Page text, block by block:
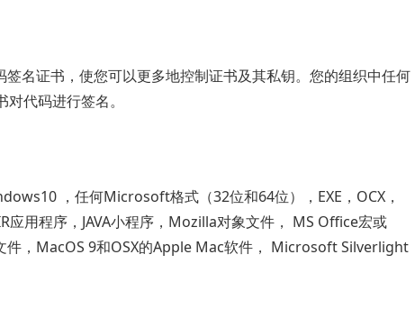
名证书，使您可以更多地控制证书及其私钥。您的组织中任何
代码进行签名。
，任何Microsoft格式（32位和64位），EXE，OCX，
应用程序，JAVA小程序，Mozilla对象文件， MS Office宏或
，MacOS 9和OSX的Apple Mac软件， Microsoft Silverlight